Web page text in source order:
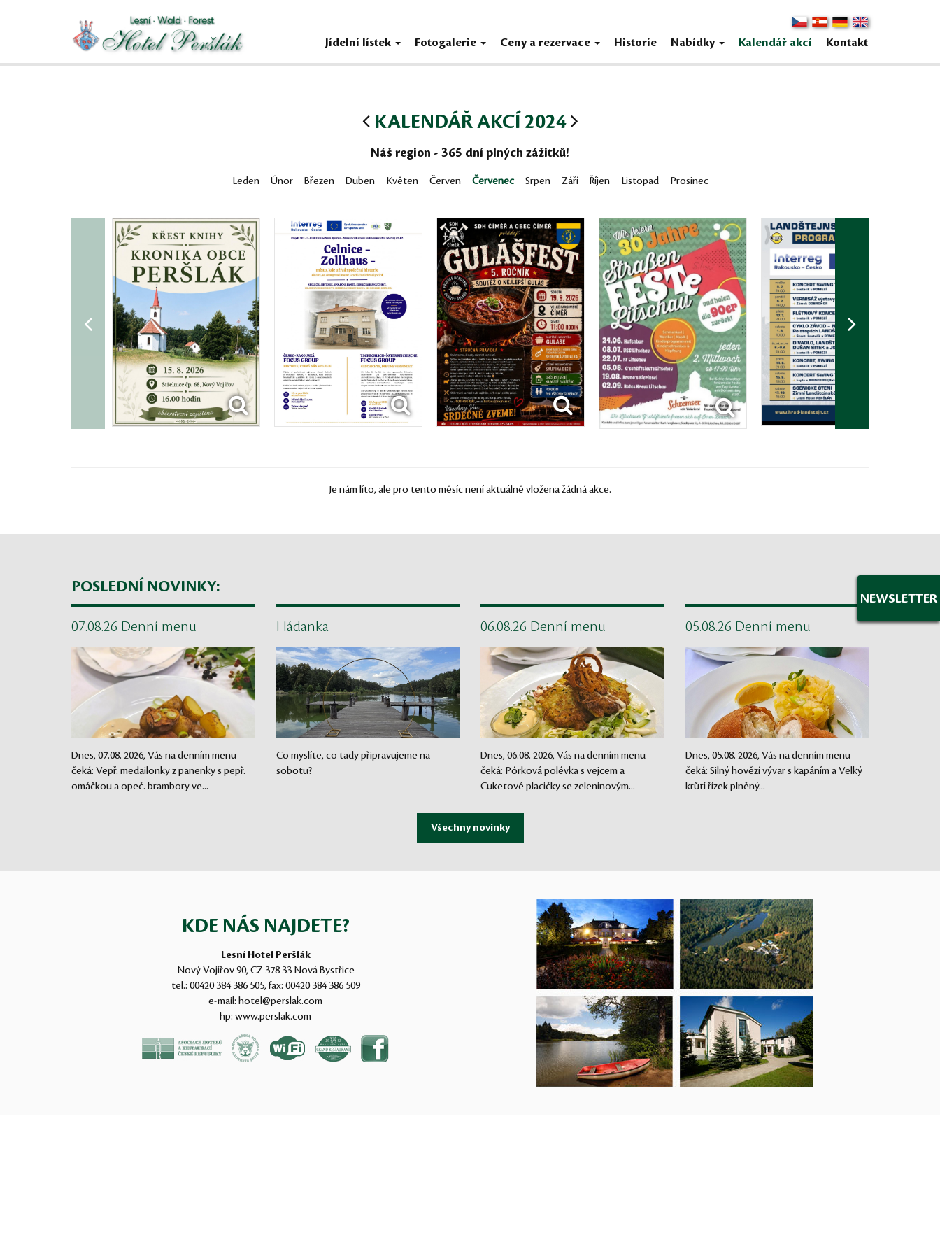
Jídelní lístek Fotogalerie Ceny a rezervace Historie Nabídky Kalendář akcí Kontakt
KALENDÁŘ AKCÍ 2024
Náš region - 365 dní plných zážitků!
Leden Únor Březen Duben Květen Červen Červenec Srpen Září Říjen Listopad Prosinec
Je nám líto, ale pro tento měsíc není aktuálně vložena žádná akce.
POSLEDNÍ NOVINKY:
07.08.26 Denní menu
Dnes, 07.08. 2026, Vás na denním menu
čeká: Vepř. medailonky z panenky s pepř.
omáčkou a opeč. brambory ve...
Hádanka
Co myslíte, co tady připravujeme na
sobotu?
06.08.26 Denní menu
Dnes, 06.08. 2026, Vás na denním menu
čeká: Pórková polévka s vejcem a
Cuketové placičky se zeleninovým...
05.08.26 Denní menu
Dnes, 05.08. 2026, Vás na denním menu
čeká: Silný hovězí vývar s kapáním a Velký
krůtí řízek plněný...
KDE NÁS NAJDETE?
Lesní Hotel Peršlák
Nový Vojířov 90, CZ 378 33 Nová Bystřice
tel.: 00420 384 386 505, fax: 00420 384 386 509
e-mail: hotel@perslak.com
hp: www.perslak.com
NEWSLETTER